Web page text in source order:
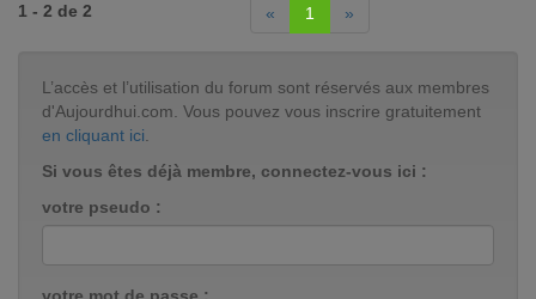
1 - 2 de 2 « 1 »
L’accès et l’utilisation du forum sont réservés aux membres
d'Aujourdhui.com. Vous pouvez vous inscrire gratuitement
en cliquant ici.
Si vous êtes déjà membre, connectez-vous ici :
votre pseudo :